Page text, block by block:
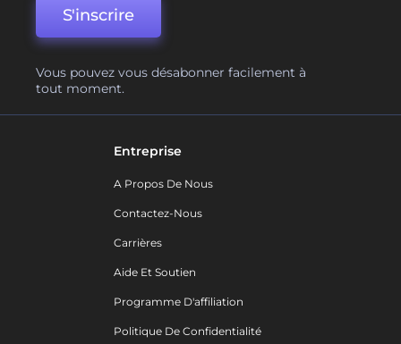
S'inscrire
Vous pouvez vous désabonner facilement à
tout moment.
Entreprise
A Propos De Nous
Contactez-Nous
Carrières
Aide Et Soutien
Programme D'affiliation
Politique De Confidentialité